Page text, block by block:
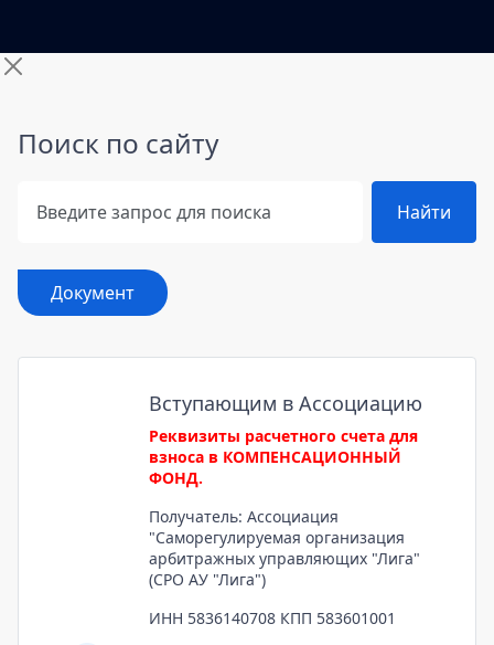
Поиск по сайту
Поиск по сайту
Найти
Документ
Вступающим в Ассоциацию
Реквизиты расчетного счета для
взноса в КОМПЕНСАЦИОННЫЙ
ФОНД.
Получатель: Ассоциация
"Саморегулируемая организация
арбитражных управляющих "Лига"
(СРО АУ "Лига")
ИНН 5836140708 КПП 583601001